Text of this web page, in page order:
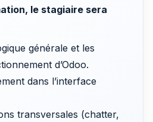
le stagiaire sera
générale et les
d’Odoo.
dans l’interface
transversales (chatter,